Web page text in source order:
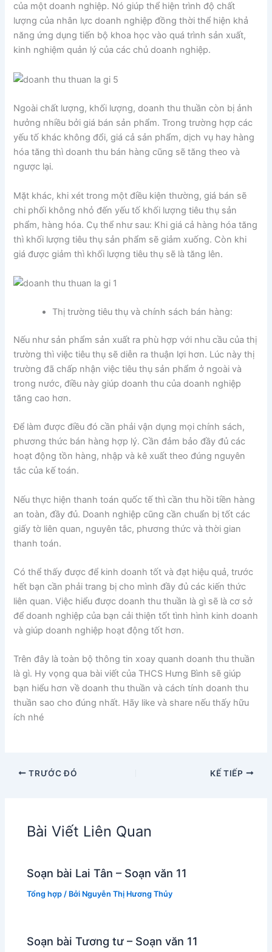
của một doanh nghiệp. Nó giúp thể hiện trình độ chất
lượng của nhân lực doanh nghiệp đồng thời thể hiện khả
năng ứng dụng tiến bộ khoa học vào quá trình sản xuất,
kinh nghiệm quản lý của các chủ doanh nghiệp.
Ngoài chất lượng, khối lượng, doanh thu thuần còn bị ảnh
hưởng nhiều bởi giá bán sản phẩm. Trong trường hợp các
yếu tố khác không đổi, giá cả sản phẩm, dịch vụ hay hàng
hóa tăng thì doanh thu bán hàng cũng sẽ tăng theo và
ngược lại.
Mặt khác, khi xét trong một điều kiện thường, giá bán sẽ
chi phối không nhỏ đến yếu tố khối lượng tiêu thụ sản
phẩm, hàng hóa. Cụ thể như sau: Khi giá cả hàng hóa tăng
thì khối lượng tiêu thụ sản phẩm sẽ giảm xuống. Còn khi
giá được giảm thì khối lượng tiêu thụ sẽ là tăng lên.
Thị trường tiêu thụ và chính sách bán hàng:
Nếu như sản phẩm sản xuất ra phù hợp với nhu cầu của thị
trường thì việc tiêu thụ sẽ diễn ra thuận lợi hơn. Lúc này thị
trường đã chấp nhận việc tiêu thụ sản phẩm ở ngoài và
trong nước, điều này giúp doanh thu của doanh nghiệp
tăng cao hơn.
Để làm được điều đó cần phải vận dụng mọi chính sách,
phương thức bán hàng hợp lý. Cần đảm bảo đầy đủ các
hoạt động tồn hàng, nhập và kê xuất theo đúng nguyên
tắc của kế toán.
Nếu thực hiện thanh toán quốc tế thì cần thu hồi tiền hàng
an toàn, đầy đủ. Doanh nghiệp cũng cần chuẩn bị tốt các
giấy tờ liên quan, nguyên tắc, phương thức và thời gian
thanh toán.
Có thể thấy được để kinh doanh tốt và đạt hiệu quả, trước
hết bạn cần phải trang bị cho mình đầy đủ các kiến thức
liên quan. Việc hiểu được doanh thu thuần là gì sẽ là cơ sở
để doanh nghiệp của bạn cải thiện tốt tình hình kinh doanh
và giúp doanh nghiệp hoạt động tốt hơn.
Trên đây là toàn bộ thông tin xoay quanh doanh thu thuần
là gì. Hy vọng qua bài viết của THCS Hưng Bình sẽ giúp
bạn hiểu hơn về doanh thu thuần và cách tính doanh thu
thuần sao cho đúng nhất. Hãy like và share nếu thấy hữu
ích nhé
TRƯỚC ĐÓ KẾ TIẾP
Bài Viết Liên Quan
Soạn bài Lai Tân – Soạn văn 11
Tổng hợp / Bởi Nguyễn Thị Hương Thủy
Soạn bài Tương tư – Soạn văn 11